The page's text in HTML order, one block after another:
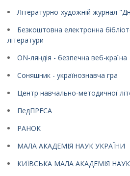
Літературно-художній журнал
Безкоштовна електронна
літератури
ON-ляндія - безпечна веб-країна
Соняшник - українознавча гра
Центр навчально-методичної
ПедПРЕСА
РАНОК
МАЛА АКАДЕМІЯ НАУК УКРАЇНИ
КИЇВСЬКА МАЛА АКАДЕМІЯ НАУК